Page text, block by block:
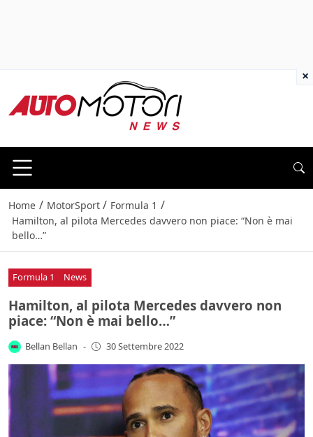
Home / MotorSport / Formula 1 /
Hamilton, al pilota Mercedes davvero non piace: “Non è mai
bello…”
Formula 1 News
Hamilton, al pilota Mercedes davvero non
piace: “Non è mai bello…”
Bellan Bellan - 30 Settembre 2022
×